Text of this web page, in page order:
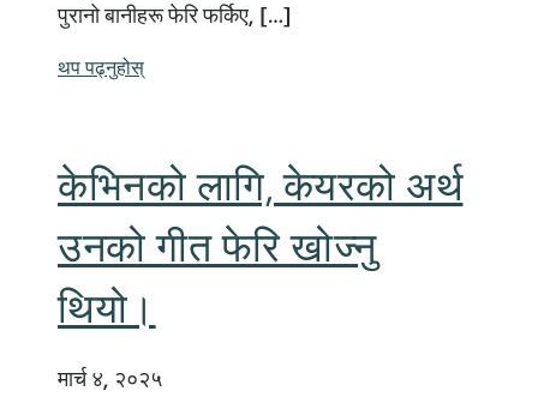
पुरानो बानीहरू फेरि फर्किए, […]
थप पढ्नुहोस्
केभिनको लागि, केयरको अर्थ
उनको गीत फेरि खोज्नु
थियो।
मार्च ४, २०२५